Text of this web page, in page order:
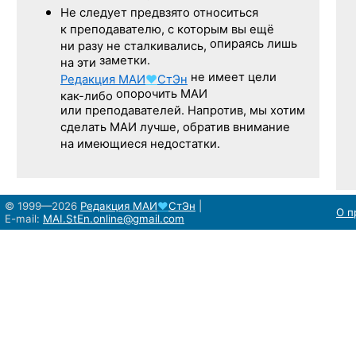
Не следует предвзято относиться
к преподавателю, с которым вы ещё
ни разу не сталкивались, опираясь лишь
на эти заметки.
Редакция МАИ♥СтЭн не имеет цели
как-либо опорочить МАИ
или преподавателей. Напротив, мы хотим
сделать МАИ лучше, обратив внимание
на имеющиеся недостатки.
© 1999—2026 Редакция МАИ♥СтЭн
E-mail: MAI.StEn.online@gmail.com О